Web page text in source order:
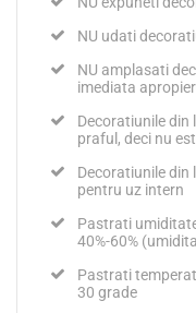
NU udati
NU amplasati
imediata
Decoratiunile din
praful, deci nu
Decoratiunile
pentru uz intern
Pastrati
40%-60%
Pastrati
30 grade